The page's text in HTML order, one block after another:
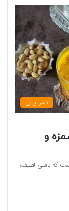
دسر ایرانی
و
که بافتی لطیف،